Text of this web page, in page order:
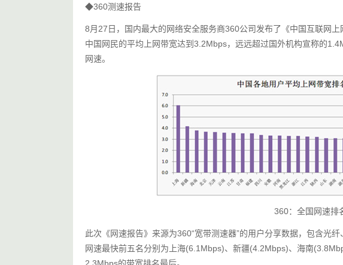
◆360测速报告
8月27日，国内最大的网络安全服务商360公司发布了《中国互联网
中国网民的平均上网带宽达到3.2Mbps，远远超过国外机构宣称的
网速。
360：全国网速排
此次《网速报告》来源为360“宽带测速器”的用户分享数据，包含光
网速最快前五名分别为上海(6.1Mbps)、新疆(4.2Mbps)、海南
2.3Mbps的带宽排名最后。